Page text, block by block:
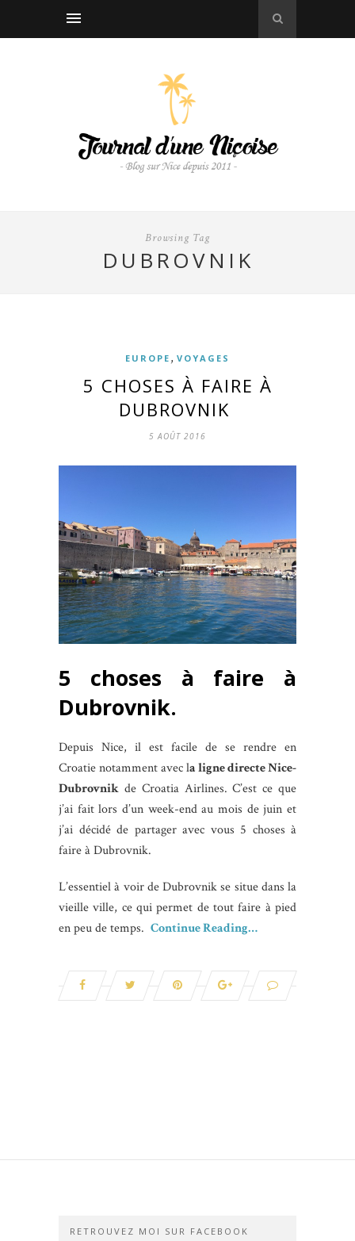
Browsing Tag
DUBROVNIK
EUROPE , VOYAGES
5 CHOSES À FAIRE À
DUBROVNIK
5 AOÛT 2016
5 choses à faire à
Dubrovnik.
Depuis Nice, il est facile de se rendre en
Croatie notamment avec la ligne directe Nice-
Dubrovnik de Croatia Airlines. C’est ce que
j’ai fait lors d’un week-end au mois de juin et
j’ai décidé de partager avec vous 5 choses à
faire à Dubrovnik.
L’essentiel à voir de Dubrovnik se situe dans la
vieille ville, ce qui permet de tout faire à pied
en peu de temps. Continue Reading…
RETROUVEZ MOI SUR FACEBOOK